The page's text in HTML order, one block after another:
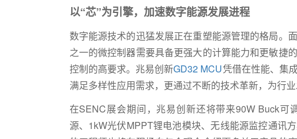
以“芯”为引擎，加速数字能源发展进程
数字能源技术的迅猛发展正在重塑能源管理的格局。
之一的微控制器需要具备更强大的计算能力和更敏捷
控制的高要求。兆易创新GD32 MCU凭借在性能、集
满足多样性应用需求，更通过不断的技术革新，为行业
在SENC展会期间，兆易创新还将带来90W Buck可
源、1kW光伏MPPT锂电池模块、无线能源监控通讯